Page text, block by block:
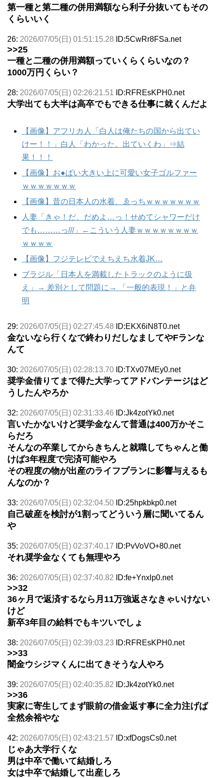
第一種と第二種の併用満額なら利子分抜いてもその
くらいいく
26: 2026/07/05(日) 01:51:15.28 ID:5CwRr8FSa.net
>>25
一種と二種の併用満額っていくらくらいなの？
1000万円くらい？
28: 2026/07/05(日) 02:26:21.51 ID:RFREsKPH0.net
大学出ても大半は高卒でもできる仕事に就くんだよ
【画像】アフリカ人「白人は俺たちの国から出てい
けー！！」白人「わかった。出ていくわ」⇒結
果！！！
【画像】お●ぱい大きい上に可愛い女子ゴルファー
ｗｗｗｗｗｗｗ
【画像】昔の日本人の水着、ゑっちｗｗｗｗｗｗｗ
人妻「きゃ！だ、だめよ…っ！せめてシャワーだけ
でも………っ///」←こういう人妻ｗｗｗｗｗｗｗｗ
ｗｗｗｗ
【画像】フジテレビでえちえち水着JK…
ブラジル「日本人を満載したトラックのように扱
え」→ 差別として問題に→ 「一般的表現！」と弁
明
29: 2026/07/05(日) 02:27:45.48 ID:EKX6iN8T0.net
金ないなら行くなで終わりだしなましてやFランな
んて
30: 2026/07/05(日) 02:28:13.70 ID:TXv07MEy0.net
奨学金借りてまで得た大学ってアドバンテージはど
うしたんやろか
32: 2026/07/05(日) 02:31:33.46 ID:Jk4zotYk0.net
言いたかないけど奨学金なんて普通は400万かそこ
らだろ
そんなの卒業してからきちんと就職してちゃんと働
けば3年程度で完済可能やろ
その程度の物が出産のライフプランに影響与えるも
んなのか？
33: 2026/07/05(日) 02:32:04.50 ID:25hpkbkp0.net
自己破産を検討が1割ってどういう層に聞いてるん
や
35: 2026/07/05(日) 02:37:40.17 ID:PvVoVO+80.net
それ奨学金なくても無理やろ
36: 2026/07/05(日) 02:37:40.82 ID:fe+Ynxlp0.net
>>32
36ヶ月で返済するなら月11万強返さなきゃいけない
けど
新卒3年目の給料でもキツいでしょ
38: 2026/07/05(日) 02:39:03.23 ID:RFREsKPH0.net
>>33
闇金ウシジマくんに出てきそうな人やろ
39: 2026/07/05(日) 02:40:35.82 ID:Jk4zotYk0.net
>>36
実家に寄生してまず眼前の借金返す事に全力注げば
全然余裕やな
42: 2026/07/05(日) 02:43:21.57 ID:xfDogsCs0.net
じゃあ大学行くな
男は中卒で働いて結婚しろ
女は中卒で結婚して出産しろ